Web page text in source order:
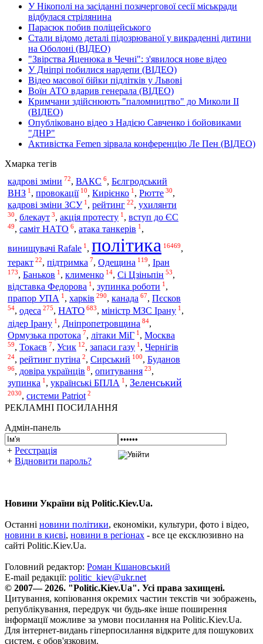
У Нікополі на засіданні позачергової сесії міськради
відбулася стрілянина
Парасюк побив поліцейського
Стали відомо деталі підозрюваної у викраденні дитини
на Оболоні (ВІДЕО)
"Звірства Яценюка в Чечні": з'явилося нове відео
У Дніпрі побилися нардепи (ВІДЕО)
Відео масової бійки підлітків у Львові
Воїн АТО вдарив генерала (ВІДЕО)
Кримчани здійснюють "паломництво" до Миколи ІІ
(ВІДЕО)
Опубліковано відео з Надією Савченко і бойовиками
"ДНР"
Активістка Femen зірвала конференцію Ле Пен (ВІДЕО)
Хмарка тегів
кадрові зміни 72, ВАКС 6, Бєлгродський
ВНЗ 1 , провокації 10, Кирієнко 1 , Рютте 30,
кадрові зміни ЗСУ 1 , рейтинг 22, ухилянти
30, блекаут 3, акція протесту 1 , вступ до ЄС
49, саміт НАТО 6, атака танкерів 1 ,
винищувачі Rafale 1 , політика 16469,
теракт 22, підтримка 7, Одещина 119, Іран
173, Баньков 1 , клименко 14, Сі Цзіньпін 53,
відставка Федорова 1 , зупинка роботи 1 ,
прапор УПА 1 , харків 290, канада 67, Пєсков
54, одеса 275, НАТО 683, міністр МЗС Ірану 1,
лідер Ірану 1 , Дніпропетровщина 84,
Ормузька протока 7, літаки МіГ 1 , Москва
59, Токаєв 7, Усик 12, запаси газу 1, Чернігів
24, рейтинг путіна 2, Сирський 100, Буданов
96, довіра українців 8, опитування 23,
зупинка 1, українські БПЛА 1, Зеленський
2030, системи Patriot 2
РЕКЛАМНІ ПОСИЛАННЯ
Адмін-панель
+ Реєстрація
+ Відновити пароль?
Новини України від Politic.Kiev.Ua.
Останні новини політики, економіки, культури, фото і відео,
новини в києві, новини в регіонах - все це ексклюзивно на
сайті Politic.Kiev.Ua.
Головний редактор: Роман Кшановський
E-mail редакції: politic_kiev@ukr.net
© 2007— 2026. "Politic.Kiev.Ua". Усі права захищені.
Цитування, копіювання окремих частин текстів чи зображень,
републікування, передрук чи будь-яке інше поширення
інформації можливе за умови посилання на Politic.Kiev.Ua.
Для інтернет-видань гіперпосилання відкрите для пошукових
систем, є обов'язковим.